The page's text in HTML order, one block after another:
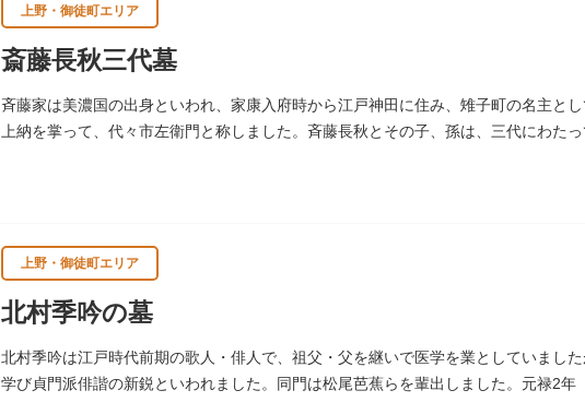
上野・御徒町エリア
斎藤長秋三代墓
斉藤家は美濃国の出身といわれ、家康入府時から江戸神田に住み、雉子町の名主と
上納を掌って、代々市左衛門と称しました。斉藤長秋とその子、孫は、三代にわた
上野・御徒町エリア
北村季吟の墓
北村季吟は江戸時代前期の歌人・俳人で、祖父・父を継いで医学を業としていまし
学び貞門派俳諧の新鋭といわれました。同門は松尾芭蕉らを輩出しました。元禄2年